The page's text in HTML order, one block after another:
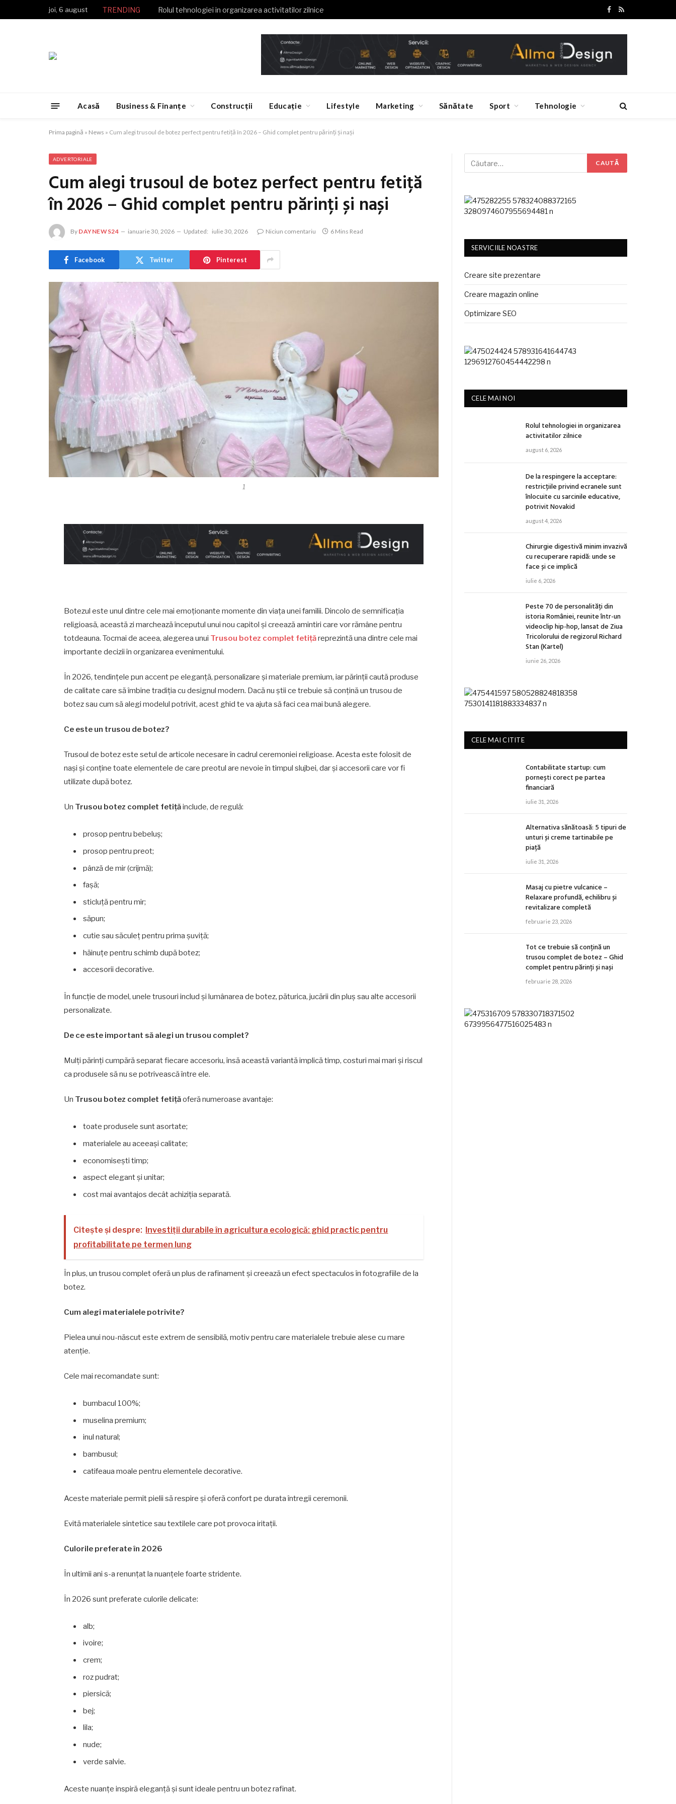
joi, 6 august TRENDING Rolul tehnologiei in organizarea activitatilor zilnice
Facebook
RSS
Acasă Business & Finanțe Construcții Educație Lifestyle Marketing Sănătate Sport Tehnologie
Prima pagină » News » Cum alegi trusoul de botez perfect pentru fetiță în 2026 – Ghid complet pentru părinți și nași
ADVERTORIALE
Cum alegi trusoul de botez perfect pentru fetiță
în 2026 – Ghid complet pentru părinți și nași
By DAYNEWS24 ianuarie 30, 2026 Updated: iulie 30, 2026 Niciun comentariu 6 Mins Read
Facebook Twitter Pinterest
1
Botezul este unul dintre cele mai emoționante momente din viața unei familii. Dincolo de semnificația
religioasă, această zi marchează începutul unui nou capitol și creează amintiri care vor rămâne pentru
totdeauna. Tocmai de aceea, alegerea unui Trusou botez complet fetițăreprezintă una dintre cele mai
importante decizii în organizarea evenimentului.
În 2026, tendințele pun accent pe eleganță, personalizare și materiale premium, iar părinții caută produse
de calitate care să îmbine tradiția cu designul modern. Dacă nu știi ce trebuie să conțină un trusou de
botez sau cum să alegi modelul potrivit, acest ghid te va ajuta să faci cea mai bună alegere.
Ce este un trusou de botez?
Trusoul de botez este setul de articole necesare în cadrul ceremoniei religioase. Acesta este folosit de
nași și conține toate elementele de care preotul are nevoie în timpul slujbei, dar și accesorii care vor fi
utilizate după botez.
Un Trusou botez complet fetițăinclude, de regulă:
prosop pentru bebeluș;
prosop pentru preot;
pânză de mir (crijmă);
fașă;
sticluță pentru mir;
săpun;
cutie sau săculeț pentru prima șuviță;
hăinuțe pentru schimb după botez;
accesorii decorative.
În funcție de model, unele trusouri includ și lumânarea de botez, păturica, jucării din pluș sau alte accesorii
personalizate.
De ce este important să alegi un trusou complet?
Mulți părinți cumpără separat fiecare accesoriu, însă această variantă implică timp, costuri mai mari și riscul
ca produsele să nu se potrivească între ele.
Un Trusou botez complet fetițăoferă numeroase avantaje:
toate produsele sunt asortate;
materialele au aceeași calitate;
economisești timp;
aspect elegant și unitar;
cost mai avantajos decât achiziția separată.
Citește și despre: Investiții durabile în agricultura ecologică: ghid practic pentru
profitabilitate pe termen lung
În plus, un trusou complet oferă un plus de rafinament și creează un efect spectaculos în fotografiile de la
botez.
Cum alegi materialele potrivite?
Pielea unui nou-născut este extrem de sensibilă, motiv pentru care materialele trebuie alese cu mare
atenție.
Cele mai recomandate sunt:
bumbacul 100%;
muselina premium;
inul natural;
bambusul;
catifeaua moale pentru elementele decorative.
Aceste materiale permit pielii să respire și oferă confort pe durata întregii ceremonii.
Evită materialele sintetice sau textilele care pot provoca iritații.
Culorile preferate în 2026
În ultimii ani s-a renunțat la nuanțele foarte stridente.
În 2026 sunt preferate culorile delicate:
alb;
ivoire;
crem;
roz pudrat;
piersică;
bej;
lila;
nude;
verde salvie.
Aceste nuanțe inspiră eleganță și sunt ideale pentru un botez rafinat.
SERVICIILE NOASTRE
Creare site prezentare
Creare magazin online
Optimizare SEO
CELE MAI NOI
Rolul tehnologiei in organizarea
activitatilor zilnice
august 6, 2026
De la respingere la acceptare:
restricțiile privind ecranele sunt
înlocuite cu sarcinile educative,
potrivit Novakid
august 4, 2026
Chirurgie digestivă minim invazivă
cu recuperare rapidă: unde se
face și ce implică
iulie 6, 2026
Peste 70 de personalități din
istoria României, reunite într-un
videoclip hip-hop, lansat de Ziua
Tricolorului de regizorul Richard
Stan (Kartel)
iunie 26, 2026
CELE MAI CITITE
Contabilitate startup: cum
pornești corect pe partea
financiară
iulie 31, 2026
Alternativa sănătoasă: 5 tipuri de
unturi și creme tartinabile pe
piață
iulie 31, 2026
Masaj cu pietre vulcanice –
Relaxare profundă, echilibru și
revitalizare completă
februarie 23, 2026
Tot ce trebuie să conțină un
trusou complet de botez – Ghid
complet pentru părinți și nași
februarie 28, 2026